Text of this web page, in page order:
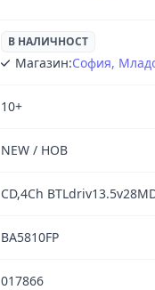
В НАЛИЧНОСТ
Магазин:София,
10+
NEW / НОВ
CD,4Ch
BA5810FP
017866